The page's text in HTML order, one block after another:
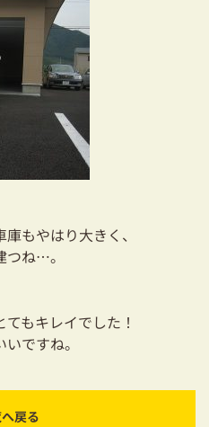
もやはり大きく、
つね…。
もキレイでした！
ですね。
戻る